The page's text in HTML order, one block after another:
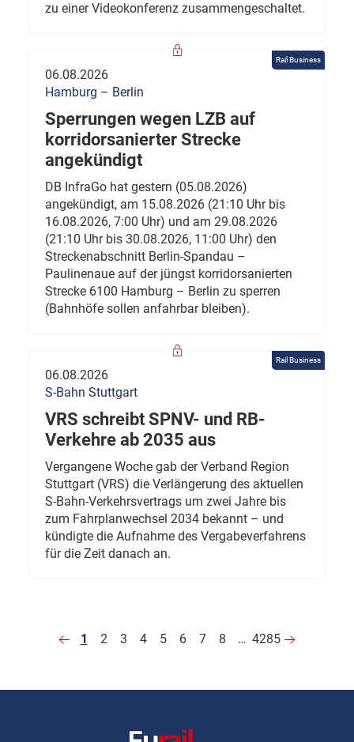
zu einer Videokonferenz zusammengeschaltet.
Rail Business
06.08.2026
Hamburg – Berlin
Sperrungen wegen LZB auf
korridorsanierter Strecke
angekündigt
DB InfraGo hat gestern (05.08.2026)
angekündigt, am 15.08.2026 (21:10 Uhr bis
16.08.2026, 7:00 Uhr) und am 29.08.2026
(21:10 Uhr bis 30.08.2026, 11:00 Uhr) den
Streckenabschnitt Berlin-Spandau –
Paulinenaue auf der jüngst korridorsanierten
Strecke 6100 Hamburg – Berlin zu sperren
(Bahnhöfe sollen anfahrbar bleiben).
Rail Business
06.08.2026
S-Bahn Stuttgart
VRS schreibt SPNV- und RB-
Verkehre ab 2035 aus
Vergangene Woche gab der Verband Region
Stuttgart (VRS) die Verlängerung des aktuellen
S-Bahn-Verkehrsvertrags um zwei Jahre bis
zum Fahrplanwechsel 2034 bekannt – und
kündigte die Aufnahme des Vergabeverfahrens
für die Zeit danach an.
1 2 3 4 5 6 7 8 … 4285